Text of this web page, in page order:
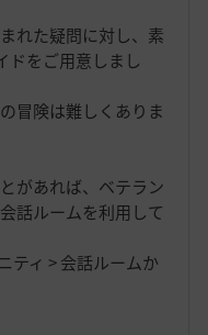
れた疑問に対し、素
ドをご用意しまし
冒険は難しくありま
があれば、ベテラン
話ルームを利用して
ティ > 会話ルームか